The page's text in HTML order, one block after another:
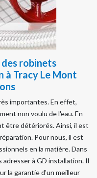
robinets
à Tracy Le Mont
importantes. En effet,
non voulu de l'eau. En
être détériorés. Ainsi, il est
Pour nous, il est
en la matière. Dans
adresser à GD installation. Il
la garantie d'un meilleur